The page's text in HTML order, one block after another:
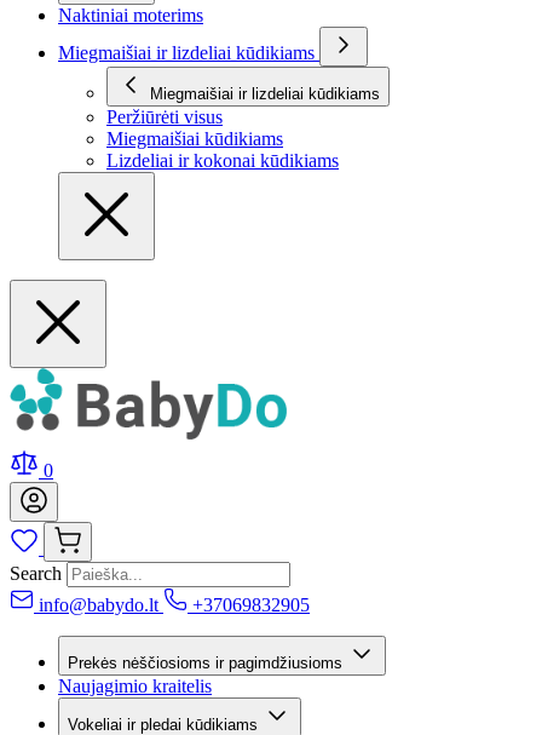
Naktiniai moterims
Miegmaišiai ir lizdeliai kūdikiams
Miegmaišiai ir lizdeliai kūdikiams
Peržiūrėti visus
Miegmaišiai kūdikiams
Lizdeliai ir kokonai kūdikiams
0
Search
info@babydo.lt
+37069832905
Prekės nėščiosioms ir pagimdžiusioms
Naujagimio kraitelis
Vokeliai ir pledai kūdikiams